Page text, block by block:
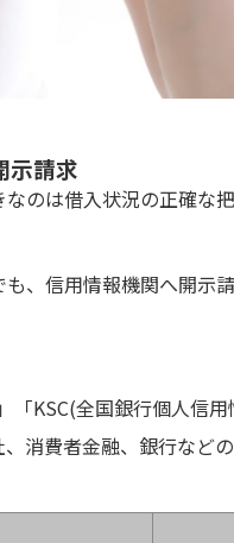
示請求
のは借入状況の正確な把
、信用情報機関へ開示
「KSC(全国銀行個人信
消費者金融、銀行など